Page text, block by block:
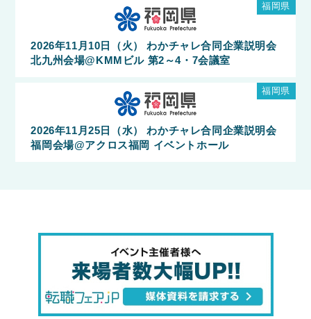
2026年11月10日（火） わかチャレ合同企業説明会
北九州会場@KMMビル 第2～4・7会議室
福岡県
2026年11月25日（水） わかチャレ合同企業説明会
福岡会場@アクロス福岡 イベントホール
福岡県